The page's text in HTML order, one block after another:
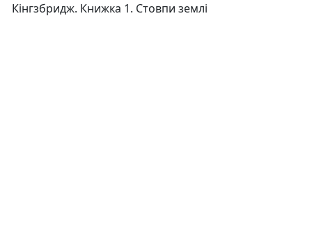
Кінгзбридж. Книжка 1. Стовпи землі